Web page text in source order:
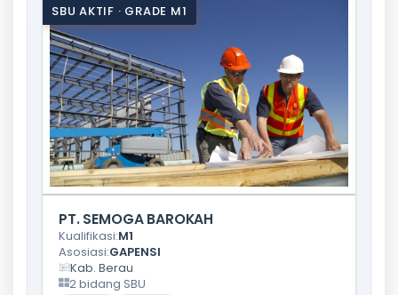
SBU AKTIF · GRADE M1
PT. SEMOGA BAROKAH
Kualifikasi:M1
Asosiasi:GAPENSI
Kab. Berau
2 bidang SBU